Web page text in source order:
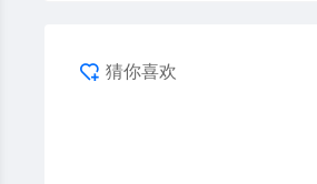
猜你喜欢